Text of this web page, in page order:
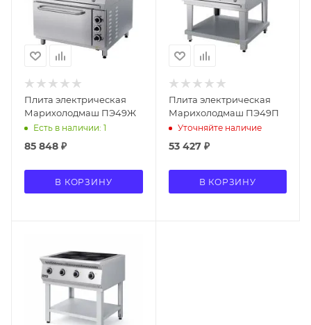
Плита электрическая
Марихолодмаш ПЭ49Ж
Есть в наличии: 1
85 848 ₽
В КОРЗИНУ
Плита электрическая
Марихолодмаш ПЭ49П
Уточняйте наличие
53 427₽
В КОРЗИНУ